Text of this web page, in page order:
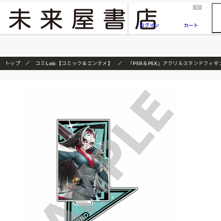
『ONE PIECE magazine 021 ONE PIECEカード付き同梱版』発売延期のご案内
ログイン
0
カート
トップ コミLab.【コミック＆エンタメ】 「P5R＆P5X」アクリルスタンドフィ